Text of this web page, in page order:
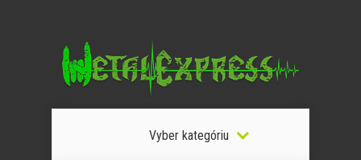
Vyber kategóriu